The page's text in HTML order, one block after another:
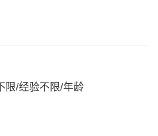
限/经验不限/年龄